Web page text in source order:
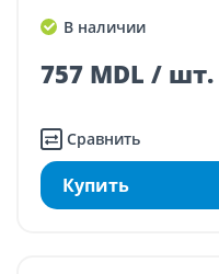
В наличии
757 MDL / шт.
Сравнить
Купить